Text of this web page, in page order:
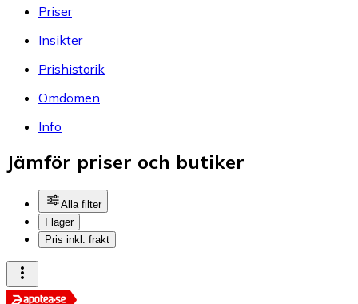
Priser
Insikter
Prishistorik
Omdömen
Info
Jämför priser och butiker
Alla filter
I lager
Pris inkl. frakt